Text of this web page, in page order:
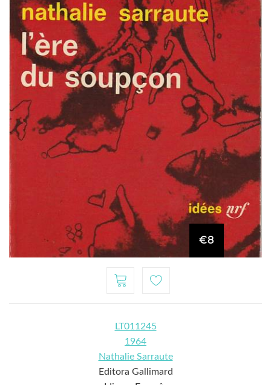
€8
LT011245
1964
Nathalie Sarraute
Editora Gallimard